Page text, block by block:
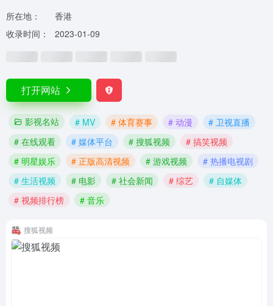
所在地：
香港
收录时间：
2023-01-09
打开网站
影视名站 # MV # 体育赛事 # 动漫
# 卫视直播
# 在线观看
# 媒体平台 # 搜狐视频
# 搞笑视频
# 明星娱乐
# 正版高清视频 # 游戏视频
# 热播电视剧
# 生活视频
# 电影 # 社会新闻 # 综艺
# 自媒体
# 视频排行榜
# 音乐
搜狐视频